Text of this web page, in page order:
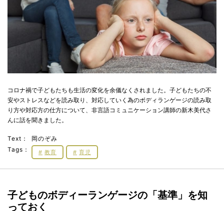
コロナ禍で子どもたちも生活の変化を余儀なくされました。子どもたちの不
安やストレスなどを読み取り、対応していく為のボディランゲージの読み取
り方や対応方の仕方について、非言語コミュニケーション講師の新木美代さ
んに話を聞きました。
Text：
岡のぞみ
Tags：
教育 育児
子どものボディーランゲージの「基準」を知
っておく